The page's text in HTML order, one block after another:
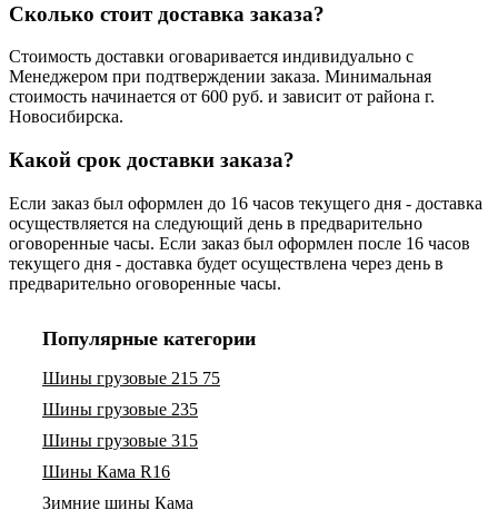
Сколько стоит доставка заказа?
Стоимость доставки оговаривается индивидуально с
Менеджером при подтверждении заказа. Минимальная
стоимость начинается от 600 руб. и зависит от района г.
Новосибирска.
Какой срок доставки заказа?
Если заказ был оформлен до 16 часов текущего дня - доставка
осуществляется на следующий день в предварительно
оговоренные часы. Если заказ был оформлен после 16 часов
текущего дня - доставка будет осуществлена через день в
предварительно оговоренные часы.
Популярные категории
Шины грузовые 215 75
Шины грузовые 235
Шины грузовые 315
Шины Кама R16
Зимние шины Кама